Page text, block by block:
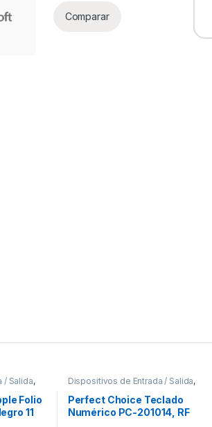
Comparar
/ Salida,
Folio
11
Dispositivos de Entrada / Salida,
Teclados y Keypads
Perfect Choice Teclado
Numérico PC-201014, RF